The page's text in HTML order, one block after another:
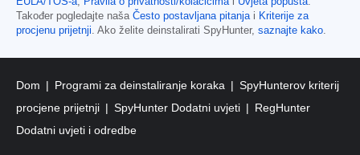
Također pogledajte naša Često postavljana pitanjai Kriterije za
procjenu prijetnji. Ako želite deinstalirati SpyHunter, saznajte kako.
Dom Programi za deinstaliranje koraka
SpyHunterov kriterij
procjene prijetnji
SpyHunter Dodatni uvjeti
RegHunter
Dodatni uvjeti i odredbe